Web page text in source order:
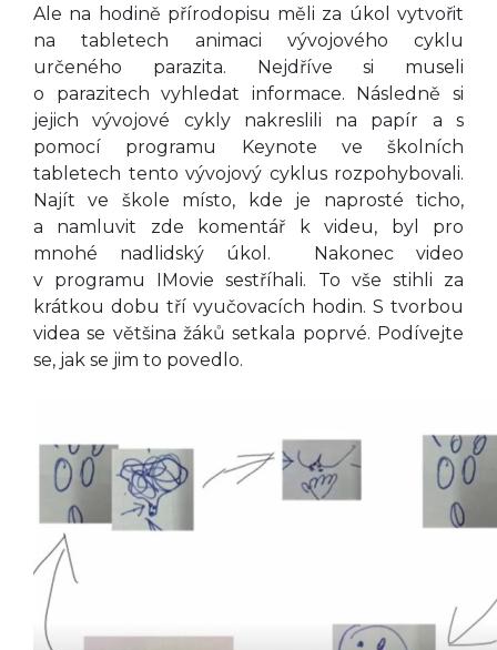
Ale na hodině přírodopisu měli za úkol vytvořit
na tabletech animaci vývojového cyklu
určeného parazita. Nejdříve si museli
o parazitech vyhledat informace. Následně si
jejich vývojové cykly nakreslili na papír a s
pomocí programu Keynote ve školních
tabletech tento vývojový cyklus rozpohybovali.
Najít ve škole místo, kde je naprosté ticho,
a namluvit zde komentář k videu, byl pro
mnohé nadlidský úkol. Nakonec video
v programu IMovie sestříhali. To vše stihli za
krátkou dobu tří vyučovacích hodin. S tvorbou
videa se většina žáků setkala poprvé. Podívejte
se, jak se jim to povedlo.